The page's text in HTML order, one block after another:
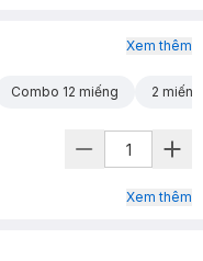
Combo 12 miếng 2 miếng
Xem thêm
Xem thêm